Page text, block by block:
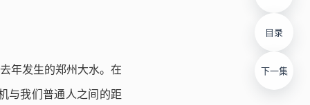
目录
下一集
年发生的郑州大水。在
与我们普通人之间的距